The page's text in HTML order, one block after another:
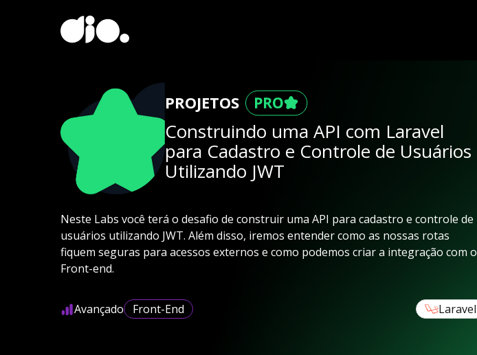
PROJETOS
Construindo uma API com Laravel
para Cadastro e Controle de Usuários
Utilizando JWT
Neste Labs você terá o desafio de construir uma API para cadastro e controle de
usuários utilizando JWT. Além disso, iremos entender como as nossas rotas
fiquem seguras para acessos externos e como podemos criar a integração com o
Front-end.
Avançado Front-End Laravel